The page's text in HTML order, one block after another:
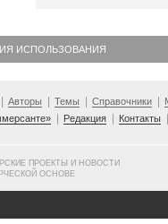
ИСПОЛЬЗОВАНИЯ
Авторы Темы Справочники
Редакция Контакты
ПРОЕКТЫ И НОВОСТИ
ОСНОВЕ